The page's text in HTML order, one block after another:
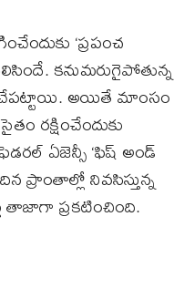
‘ప్రపంచ
కనుమరుగైపోతున్న
చేపట్టాయి. అయితే మాంసం
రక్షించేందుకు
ఏజెన్సీ ‘ఫిష్ అండ్
ప్రాంతాల్లో నివసిస్తున్న
తాజాగా ప్రకటించింది.